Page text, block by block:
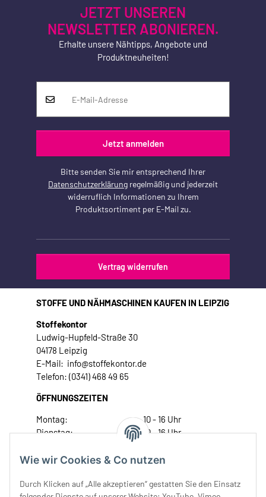
Wie wir Cookies & Co nutzen
Durch Klicken auf „Alle akzeptieren“ gestatten Sie den Einsatz
JETZT UNSEREN
NEWSLETTER ABONIEREN.
Erhalte unsere Nähtipps, Angebote und
Produktneuheiten!
Jetzt anmelden
Bitte senden Sie mir entsprechend Ihrer
Datenschutzerklärung regelmäßig und jederzeit
widerruflich Informationen zu Ihrem
Produktsortiment per E-Mail zu.
Vertrag widerrufen
STOFFE UND NÄHMASCHINEN KAUFEN IN LEIPZIG
Stoffekontor
Ludwig-Hupfeld-Straße 30
04178 Leipzig
E-Mail: info@stoffekontor.de
Telefon: (0341) 468 49 65
ÖFFNUNGSZEITEN
Montag:
10 - 16 Uhr
Dienstag:
10 - 16 Uhr
Donnerstag:
10 - 18 Uhr
Samstag:
10 - 14 Uhr